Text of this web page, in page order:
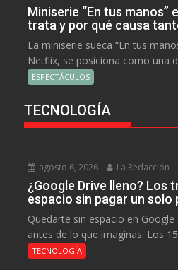
Miniserie “En tus manos”
trata y por qué causa
La miniserie sueca “En tus
Netflix, se posiciona como una
ESPECTÁCULOS
TECNOLOGÍA
agosto 6, 2026 La Redacción
¿Google Drive lleno? Los
espacio sin pagar un solo
Quedarte sin espacio en
antes de lo que imaginas. Los 15
TECNOLOGÍA